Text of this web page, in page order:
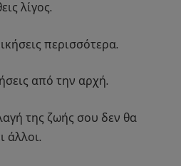
λίγος.
περισσότερα.
από την αρχή.
της ζωής σου δεν θα
άλλοι.